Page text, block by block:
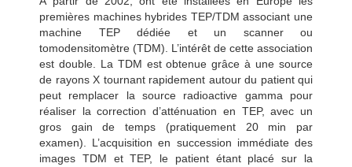
premières machines hybrides TEP/TDM associant une
machine TEP dédiée et un scanner ou
tomodensitomètre (TDM). L’intérêt de cette association
est double. La TDM est obtenue grâce à une source
de rayons X tournant rapidement autour du patient qui
peut remplacer la source radioactive gamma pour
réaliser la correction d’atténuation en TEP, avec un
gros gain de temps (pratiquement 20 min par
examen). L’acquisition en succession immédiate des
images TDM et TEP, le patient étant placé sur la